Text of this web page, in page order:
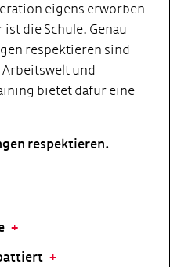
eigens erworben
die Schule. Genau
respektieren sind
und
bietet dafür eine
respektieren.